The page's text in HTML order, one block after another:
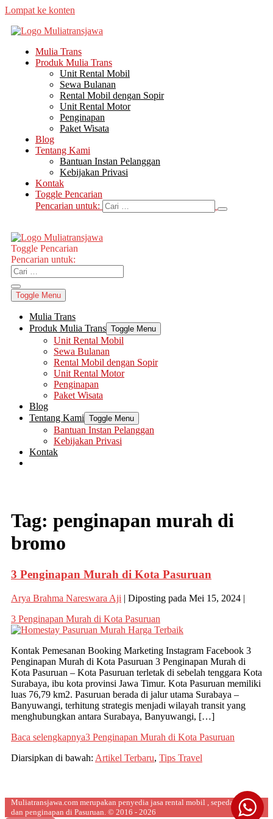
Lompat ke konten
Mulia Trans
Produk Mulia Trans
Unit Rental Mobil
Sewa Bulanan
Rental Mobil dengan Sopir
Unit Rental Motor
Penginapan
Paket Wisata
Blog
Tentang Kami
Bantuan Instan Pelanggan
Kebijakan Privasi
Kontak
Toggle Pencarian
Pencarian untuk:
Toggle Pencarian
Pencarian untuk:
Toggle Menu
Mulia Trans
Produk Mulia Trans Toggle Menu
Unit Rental Mobil
Sewa Bulanan
Rental Mobil dengan Sopir
Unit Rental Motor
Penginapan
Paket Wisata
Blog
Tentang Kami Toggle Menu
Bantuan Instan Pelanggan
Kebijakan Privasi
Kontak
Tag: penginapan murah di
bromo
3 Penginapan Murah di Kota Pasuruan
Arya Brahma Nareswara Aji | Diposting pada Mei 15, 2024 |
3 Penginapan Murah di Kota Pasuruan
Kontak Pemesanan Booking Marketing Instagram Facebook 3
Penginapan Murah di Kota Pasuruan 3 Penginapan Murah di
Kota Pasuruan – Kota Pasuruan terletak di sebelah tenggara Kota
Surabaya, ibu kota provinsi Jawa Timur. Kota Pasuruan memiliki
luas 76,79 km2. Pasuruan berada di jalur utama Surabaya –
Banyuwangi, terhitung strategis menjadi wilayah transit yang
menghubungkan antara Surabaya, Banyuwangi, […]
Baca selengkapnya3 Penginapan Murah di Kota Pasuruan
Diarsipkan di bawah: Artikel Terbaru, Tips Travel
Muliatransjawa.com merupakan penyedia jasa rental mobil , sepeda motor,
dan penginapan di Pasuruan. © 2016 - 2026